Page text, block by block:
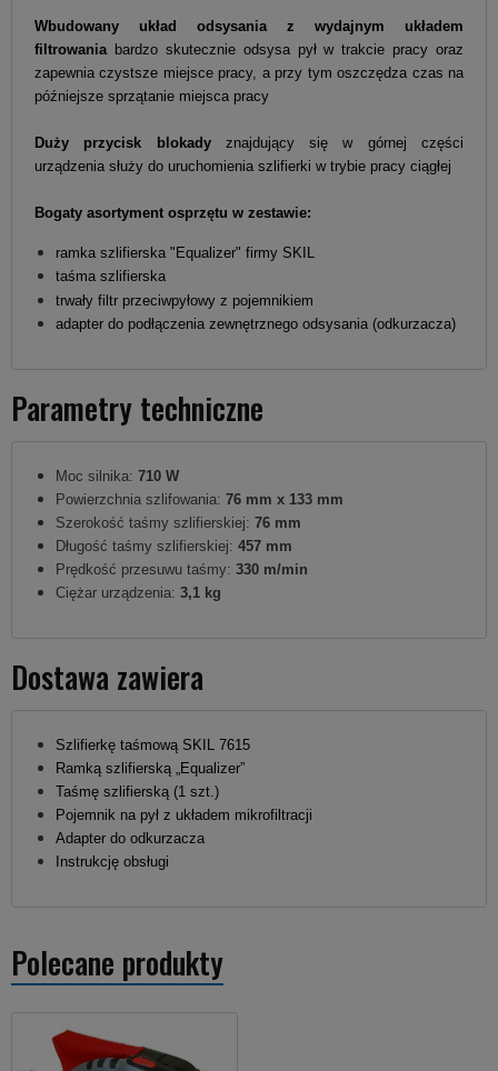
Wbudowany układ odsysania z wydajnym układem
filtrowania bardzo skutecznie odsysa pył w trakcie pracy oraz
zapewnia czystsze miejsce pracy, a przy tym oszczędza czas na
późniejsze sprzątanie miejsca pracy
Duży przycisk blokadyznajdujący się w górnej części
urządzenia służy do uruchomienia szlifierki w trybie pracy ciągłej
Bogaty asortyment osprzętu w zestawie:
ramka szlifierska "Equalizer" firmy SKIL
taśma szlifierska
trwały filtr przeciwpyłowy z pojemnikiem
adapter do podłączenia zewnętrznego odsysania (odkurzacza)
Parametry techniczne
Moc silnika: 710 W
Powierzchnia szlifowania: 76 mm x 133 mm
Szerokość taśmy szlifierskiej: 76 mm
Długość taśmy szlifierskiej: 457 mm
Prędkość przesuwu taśmy: 330 m/min
Ciężar urządzenia: 3,1 kg
Dostawa zawiera
Szlifierkę taśmową SKIL 7615
Ramką szlifierską „Equalizer”
Taśmę szlifierską (1 szt.)
Pojemnik na pył z układem mikrofiltracji
Adapter do odkurzacza
Instrukcję obsługi
Polecane produkty